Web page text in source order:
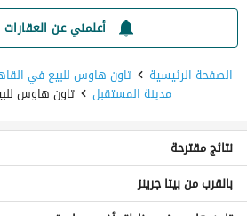
أعلمني عن
الصفحة الرئيسية
تاون هاوس للبيع في
مدينة المستقبل تاون هاوس
شقق للبيع في بيتا جرينز
بنتهاوس للبيع في بيتا جرينز
نتائج مقترحة
بالقرب من بيتا جرينز